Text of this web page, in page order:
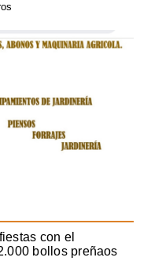
con el
bollos preñaos